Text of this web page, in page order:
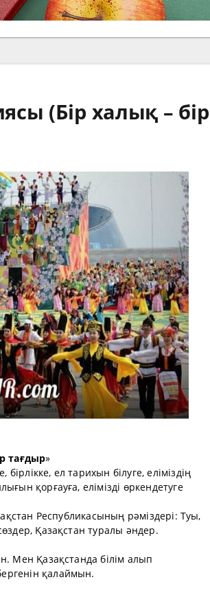
(Бір халық – бір
тағдыр»
ел тарихын білуге, еліміздің
қорғауға, елімізді өркендетуге
Республикасының рәміздері: Туы,
Қазақстан туралы әндер.
Мен Қазақстанда білім алып
қалаймын.